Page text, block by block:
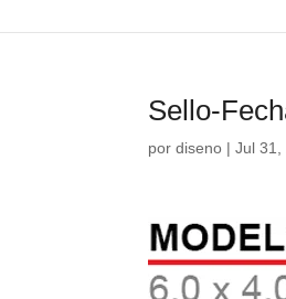
Sello-
pordiseno |Jul 31,